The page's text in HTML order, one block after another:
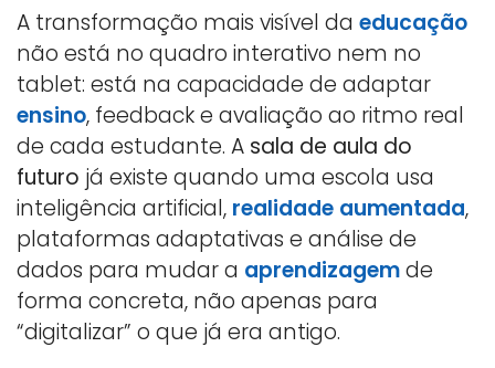
A transformação mais visível da educação
não está no quadro interativo nem no
tablet: está na capacidade de adaptar
ensino, feedback e avaliação ao ritmo real
de cada estudante. A sala de aula do
futuro já existe quando uma escola usa
inteligência artificial, realidade aumentada,
plataformas adaptativas e análise de
dados para mudar a aprendizagemde
forma concreta, não apenas para
“digitalizar” o que já era antigo.